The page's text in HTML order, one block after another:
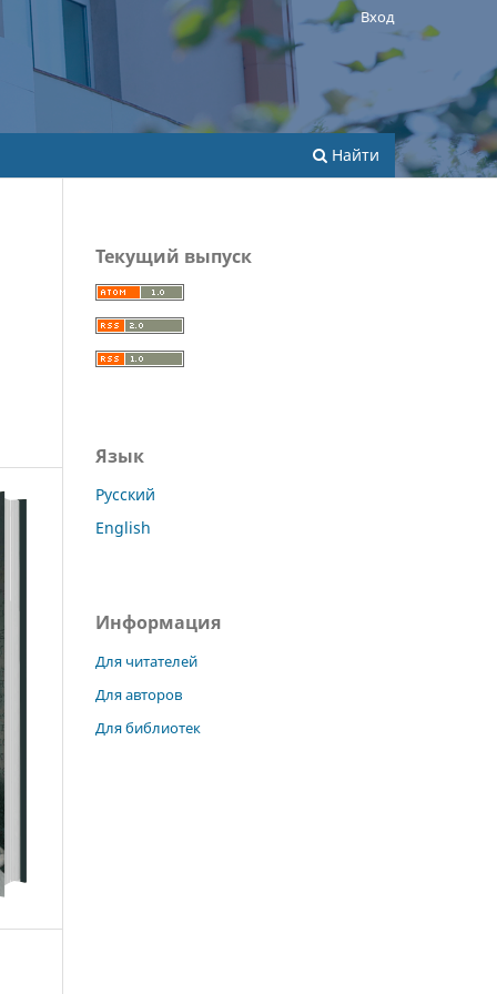
Найти
Вход
Текущий выпуск
Язык
Русский
English
Информация
Для читателей
Для авторов
Для библиотек